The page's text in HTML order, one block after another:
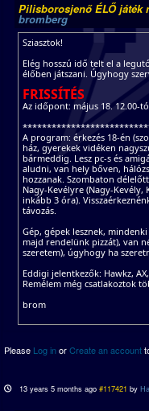
Pilisborosjenő ÉLŐ játék
bromberg
Sziasztok!
Elég hosszú idő telt el a
élőben játszani. Úgyhogy
FRISSÍTÉS
Az időpont: május 18. 12.00-
A program: érkezés 18-én
ház, gyerekek vidéken
bármeddig. Lesz pc-s és
aludni, van hely bőven,
hozzanak. Szombaton
Nagy-Kevélyre (Nagy-Kevély,
inkább 3 óra).
távozás.
Gép, gépek lesznek,
majd rendelünk pizzát), van
szeretem), úgyhogy ha
Eddigi jelentkezők: Hawkz,
Remélem még csatlakoztok
brom
Please Log inorCreate an account
13 years 5 months ago #117421 by